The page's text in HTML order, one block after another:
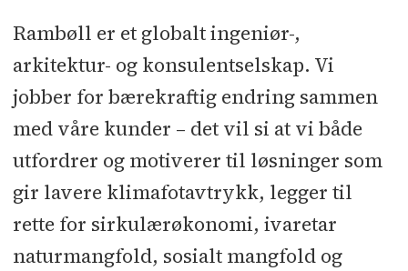
Rambøll er et globalt ingeniør-,
arkitektur- og konsulentselskap. Vi
jobber for bærekraftig endring sammen
med våre kunder – det vil si at vi både
utfordrer og motiverer til løsninger som
gir lavere klimafotavtrykk, legger til
rette for sirkulærøkonomi, ivaretar
naturmangfold, sosialt mangfold og